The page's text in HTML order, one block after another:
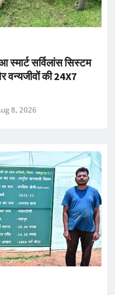
सर्विलांस सिस्टम
की 24X7
8, 2026